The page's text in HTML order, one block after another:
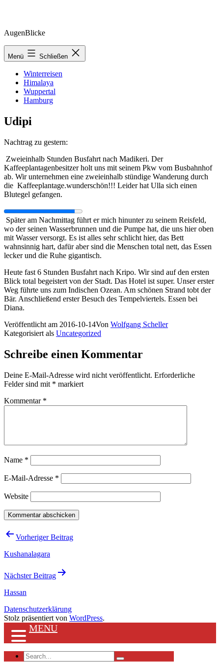
Zum
springen
AugenBlicke
Menü Schließen
Winterreisen
Himalaya
Wuppertal
Hamburg
Udipi
Nachtrag zu gestern:
Zweieinhalb Stunden Busfahrt nach Madikeri. Der
Kaffeeplantagenbesitzer holt uns mit seinem Pkw vom Busbahnhof
ab. Wir unternehmen eine zweieinhalb stündige Wanderung durch
die Kaffeeplantage.wunderschön!!! Leider hat Ulla sich einen
Blutegel gefangen.
Später am Nachmittag führt er mich hinunter zu seinem Reisfeld,
wo der seinen Wasserbrunnen und die Pumpe hat, die uns hier oben
mit Wasser versorgt. Es ist alles sehr schlicht hier, das Bett
wahnsinnig hart, dafür aber sind die Menschen total nett, das Essen
lecker und die Ruhe gigantisch.
Heute fast 6 Stunden Busfahrt nach Kripo. Wir sind auf den ersten
Blick total begeistert von der Stadt. Das Hotel ist super. Unser erster
Weg führte uns zum Indischen Ozean. Am schönen Strand tobt der
Bär. Anschließend erster Besuch des Tempelviertels. Essen bei
Diana.
Veröffentlicht am 2016-10-14Von Wolfgang Scheller
Kategorisiert als Uncategorized
Schreibe einen Kommentar
Deine E-Mail-Adresse wird nicht veröffentlicht. Erforderliche
Felder sind mit * markiert
Kommentar *
Name *
E-Mail-Adresse *
Website
Beitragsnavigation
Vorheriger Beitrag
Kushanalagara
Nächster Beitrag
Hassan
Datenschutzerklärung
Stolz präsentiert von WordPress.
MENU
Search